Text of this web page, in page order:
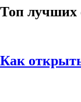
Топ лучших
Как